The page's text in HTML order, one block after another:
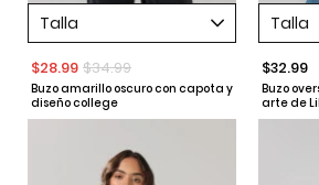
Talla
$28.99 $34.99
Buzo amarillo oscuro con capota y
diseño college
Talla
$32.99
Buzo
arte de